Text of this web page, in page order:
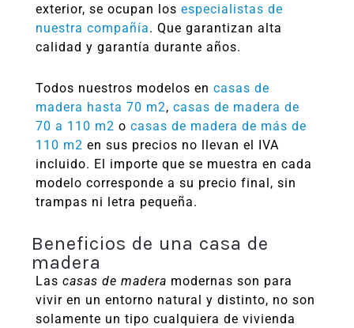
exterior, se ocupan los especialistas de
nuestra compañía. Que garantizan alta
calidad y garantía durante años.
Todos nuestros modelos en casas de
madera hasta 70 m2, casas de madera de
70 a 110 m2 o casas de madera de más de
110 m2 en sus precios no llevan el IVA
incluido. El importe que se muestra en cada
modelo corresponde a su precio final, sin
trampas ni letra pequeña.
Beneficios de una casa de
madera
Las casas de madera modernas son para
vivir en un entorno natural y distinto, no son
solamente un tipo cualquiera de vivienda